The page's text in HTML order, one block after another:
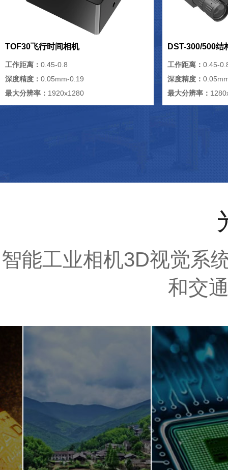
TOF30飞行时间相机
工作距离： 0.45-0.8
深度精度： 0.05mm-0.19
最大分辨率： 1920x1280
DST-300/500结
工作距离：0.45-
深度精度：
最大分辨率：
智能工业相机3D视觉系
和交